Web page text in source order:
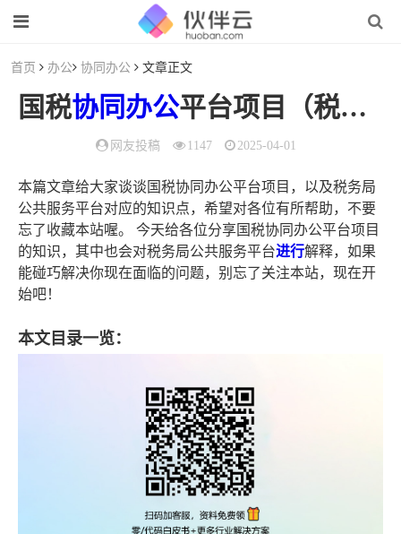
首页 办公 协同办公 文章正文
国税协同办公平台项目（税务局公共服务平台）
网友投稿 1147 2025-04-01
本篇文章给大家谈谈国税协同办公平台项目，以及税务局
公共服务平台对应的知识点，希望对各位有所帮助，不要
忘了收藏本站喔。 今天给各位分享国税协同办公平台项目
的知识，其中也会对税务局公共服务平台进行解释，如果
能碰巧解决你现在面临的问题，别忘了关注本站，现在开
始吧！
本文目录一览：